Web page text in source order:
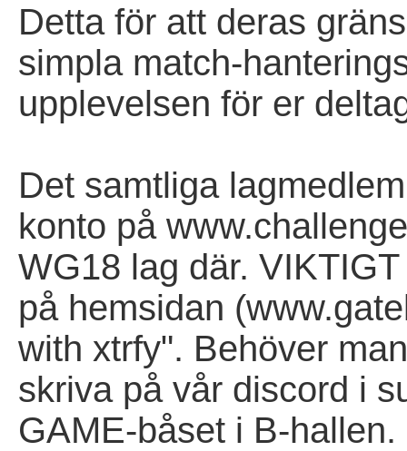
Detta för att deras
simpla match-
upplevelsen för er
Det samtliga
konto på
WG18 lag där.
på hemsidan
with xtrfy". Behöver
skriva på vår discord i
GAME-båset i B-hallen.